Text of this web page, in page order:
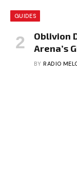
GUIDES
Oblivion
Arena’s
BY RADIO